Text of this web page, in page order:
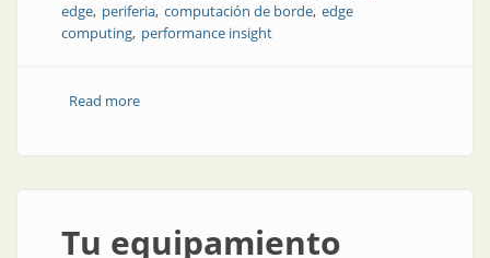
edge periferia computación de borde edge
computing performance insight
Read moreabout Digitalización en el borde de la industria
Tu equipamiento